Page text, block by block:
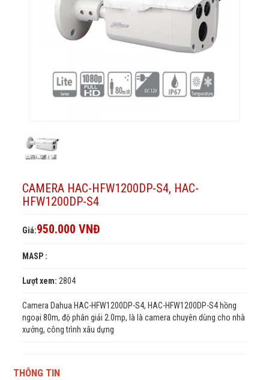
HFW1200DP-
CAMERA HAC-HFW1200DP-S4, HAC-
HFW1200DP-S4
Giá:950.000 VNĐ
MASP :
Lượt xem: 2804
Camera Dahua HAC-HFW1200DP-S4, HAC-HFW1200DP-S4 hồng
ngoại 80m, độ phân giải 2.0mp, là là camera chuyên dùng cho nhà
xưởng, công trình xâu dựng
THÔNG TIN